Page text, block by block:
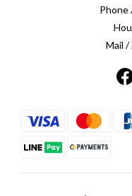
Phone
Mail /